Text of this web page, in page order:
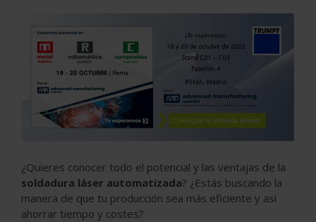
¿Quieres conocer todo el potencial y las ventajas de la
soldadura láser automatizada? ¿Estás buscando la
manera de que tu producción sea más eficiente y así
ahorrar tiempo y costes?